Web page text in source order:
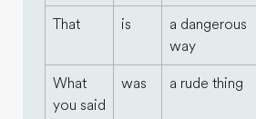
That is
a dangerous
way
What
you said
was a rude thing